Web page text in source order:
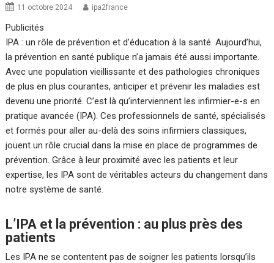
11 octobre 2024 ipa2france
Publicités
IPA : un rôle de prévention et d’éducation à la santé. Aujourd’hui,
la prévention en santé publique n’a jamais été aussi importante.
Avec une population vieillissante et des pathologies chroniques
de plus en plus courantes, anticiper et prévenir les maladies est
devenu une priorité. C’est là qu’interviennent les infirmier-e-s en
pratique avancée (IPA). Ces professionnels de santé, spécialisés
et formés pour aller au-delà des soins infirmiers classiques,
jouent un rôle crucial dans la mise en place de programmes de
prévention. Grâce à leur proximité avec les patients et leur
expertise, les IPA sont de véritables acteurs du changement dans
notre système de santé.
L’IPA et la prévention : au plus près des
patients
Les IPA ne se contentent pas de soigner les patients lorsqu’ils